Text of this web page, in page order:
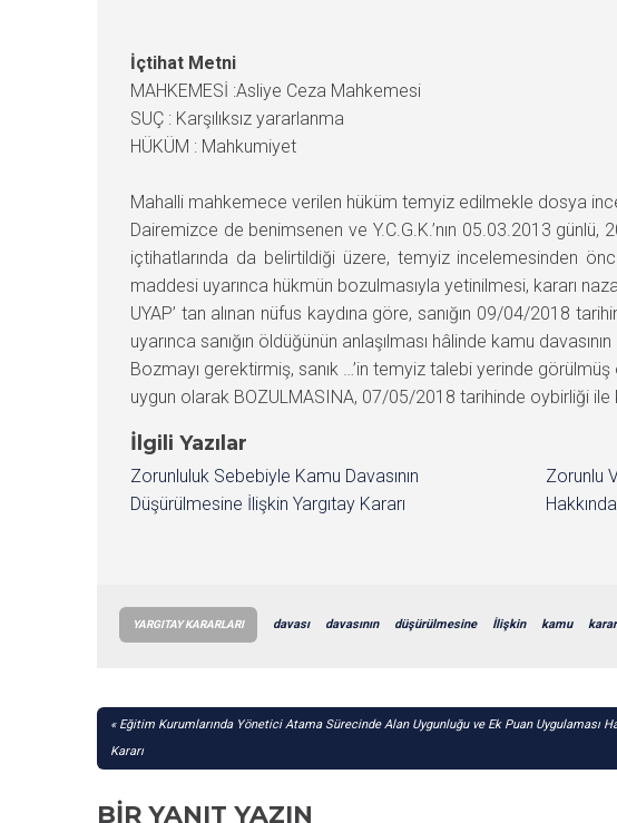
İçtihat Metni
MAHKEMESİ :Asliye Ceza Mahkemesi
SUÇ : Karşılıksız yararlanma
HÜKÜM : Mahkumiyet
Mahalli mahkemece verilen hüküm temyiz edilmekle dosya
Dairemizce de benimsenen ve Y.C.G.K.’nın 05.03.2013
içtihatlarında da belirtildiği üzere, temyiz incelemesinden
maddesi uyarınca hükmün bozulmasıyla yetinilmesi, kararı
UYAP’ tan alınan nüfus kaydına göre, sanığın 09/04/2018
uyarınca sanığın öldüğünün anlaşılması hâlinde kamu
Bozmayı gerektirmiş, sanık …’in temyiz talebi yerinde
uygun olarak BOZULMASINA, 07/05/2018 tarihinde oybirliği ile
İlgili Yazılar
Zorunluluk Sebebiyle Kamu Davasının
Düşürülmesine İlişkin Yargıtay Kararı
Zorunlu
YARGITAY KARARLARI davası davasının düşürülmesine İlişkin kamu karar
YAZI
GEZINMESI
Eğitim Kurumlarında Yönetici Atama Sürecinde Alan Uygunluğu ve Ek Puan Uygulaması
Kararı
BIR YANIT YAZIN